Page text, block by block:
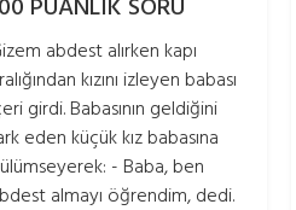
PUANLIK SORU
abdest alırken kapı
kızını izleyen babası
girdi. Babasının geldiğini
eden küçük kız babasına
- Baba, ben
almayı öğrendim, dedi.